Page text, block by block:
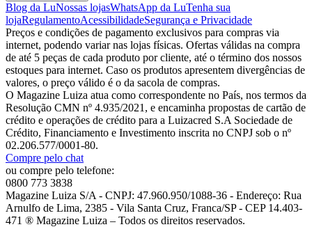
Blog da LuNossas lojasWhatsApp da LuTenha sua
lojaRegulamentoAcessibilidadeSegurança e Privacidade
Preços e condições de pagamento exclusivos para compras via
internet, podendo variar nas lojas físicas. Ofertas válidas na compra
de até 5 peças de cada produto por cliente, até o término dos nossos
estoques para internet. Caso os produtos apresentem divergências de
valores, o preço válido é o da sacola de compras.
O Magazine Luiza atua como correspondente no País, nos termos da
Resolução CMN nº 4.935/2021, e encaminha propostas de cartão de
crédito e operações de crédito para a Luizacred S.A Sociedade de
Crédito, Financiamento e Investimento inscrita no CNPJ sob o nº
02.206.577/0001-80.
Compre pelo chat
ou compre pelo telefone:
0800 773 3838
Magazine Luiza S/A - CNPJ: 47.960.950/1088-36 - Endereço: Rua
Arnulfo de Lima, 2385 - Vila Santa Cruz, Franca/SP - CEP 14.403-
471 ® Magazine Luiza – Todos os direitos reservados.